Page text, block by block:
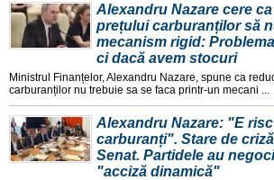
Alexandru Nazare cere
prețului carburanților să
mecanism rigid:
ci dacă avem stocuri
Ministrul Finanțelor, Alexandru Nazare, spune ca
carburanților nu trebuie sa se faca printr-un mecani ...
Alexandru Nazare: "E
carburanți". Stare de
Senat. Partidele au
"acciză dinamică"